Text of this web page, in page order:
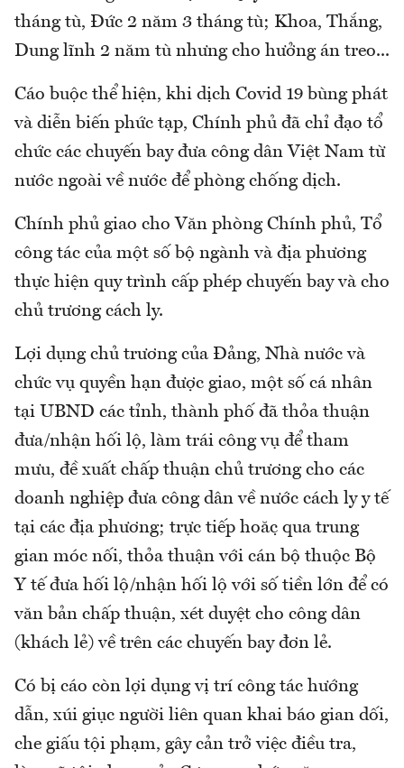
tháng tù, Đức 2 năm 3 tháng tù; Khoa, Thắng,
Dung lĩnh 2 năm tù nhưng cho hưởng án treo...
Cáo buộc thể hiện, khi dịch Covid 19 bùng phát
và diễn biến phức tạp, Chính phủ đã chỉ đạo tổ
chức các chuyến bay đưa công dân Việt Nam từ
nước ngoài về nước để phòng chống dịch.
Chính phủ giao cho Văn phòng Chính phủ, Tổ
công tác của một số bộ ngành và địa phương
thực hiện quy trình cấp phép chuyến bay và cho
chủ trương cách ly.
Lợi dụng chủ trương của Đảng, Nhà nước và
chức vụ quyền hạn được giao, một số cá nhân
tại UBND các tỉnh, thành phố đã thỏa thuận
đưa/nhận hối lộ, làm trái công vụ để tham
mưu, đề xuất chấp thuận chủ trương cho các
doanh nghiệp đưa công dân về nước cách ly y tế
tại các địa phương; trực tiếp hoặc qua trung
gian móc nối, thỏa thuận với cán bộ thuộc Bộ
Y tế đưa hối lộ/nhận hối lộ với số tiền lớn để có
văn bản chấp thuận, xét duyệt cho công dân
(khách lẻ) về trên các chuyến bay đơn lẻ.
Có bị cáo còn lợi dụng vị trí công tác hướng
dẫn, xúi giục người liên quan khai báo gian dối,
che giấu tội phạm, gây cản trở việc điều tra,